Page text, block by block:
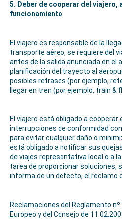
5. Deber de cooperar del viajero,
funcionamiento
El viajero es responsable de la
transporte aéreo, se requiere del
antes de la salida anunciada en el
planificación del trayecto al
posibles retrasos (por ejemplo,
llegar en tren (por ejemplo, train &
El viajero está obligado a cooperar
interrupciones de conformidad
para evitar cualquier daño o
está obligado a notificar sus
de viajes representativa local o a
tarea de proporcionar soluciones,
informa de un defecto, el reclamo
Reclamaciones del Reglamento
Europeo y del Consejo de